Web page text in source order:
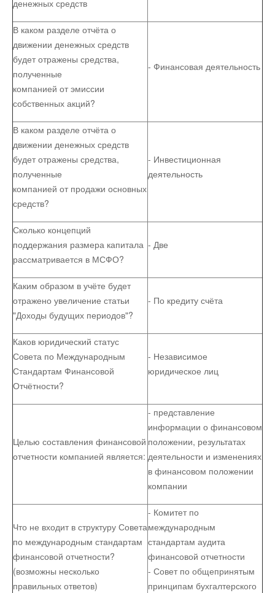
Deutsch
Остальное
денежных средств
В каком разделе отчёта о
движении денежных средств
будет отражены средства,
полученные
компанией от эмиссии
собственных акций?
- Финансовая деятельность
В каком разделе отчёта о
движении денежных средств
будет отражены средства,
полученные
компанией от продажи основных
средств?
- Инвестиционная
деятельность
Сколько концепций
поддержания размера капитала
рассматривается в МСФО?
- Две
Каким образом в учёте будет
отражено увеличение статьи
"Доходы будущих периодов"?
- По кредиту счёта
Каков юридический статус
Совета по Международным
Стандартам Финансовой
Отчётности?
- Независимое
юридическое лиц
Целью составления финансовой
отчетности компанией является:
- представление
информации о финансовом
положении, результатах
деятельности и изменениях
в финансовом положении
компании
Что не входит в структуру Совета
по международным стандартам
финансовой отчетности?
(возможны несколько
правильных ответов)
- Комитет по
международным
стандартам аудита
финансовой отчетности
- Совет по общепринятым
принципам бухгалтерского